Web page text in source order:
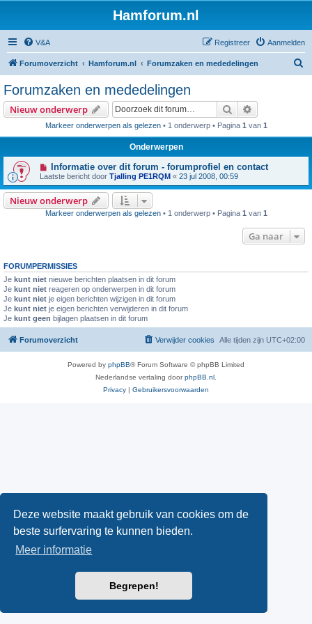
Deze website maakt gebruik van cookies om de
beste surfervaring te kunnen bieden.
Meer informatie
Begrepen!
Hamforum.nl
V&A Aanmelden
Registreer
Forumoverzicht Hamforum.nl Forumzaken en mededelingen
Forumzaken en mededelingen
Nieuw onderwerp Zoek
Markeer onderwerpen als gelezen• 1 onderwerp • Pagina 1 van 1
Onderwerpen
Informatie over dit forum - forumprofiel en contact
Laatste bericht door Tjalling PE1RQM « 23 jul 2008, 00:59
Nieuw onderwerp
Markeer onderwerpen als gelezen• 1 onderwerp • Pagina 1 van 1
Ga naar
FORUMPERMISSIES
Je kunt niet nieuwe berichten plaatsen in dit forum
Je kunt niet reageren op onderwerpen in dit forum
Je kunt niet je eigen berichten wijzigen in dit forum
Je kunt niet je eigen berichten verwijderen in dit forum
Je kunt geen bijlagen plaatsen in dit forum
Forumoverzicht Alle tijden zijn UTC+02:00
Verwijder cookies
Powered by phpBB® Forum Software © phpBB Limited
Nederlandse vertaling doorphpBB.nl
Privacy | Gebruikersvoorwaarden